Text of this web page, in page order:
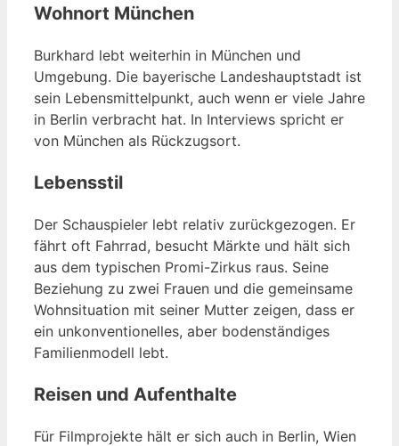
Wohnort München
Burkhard lebt weiterhin in München und
Umgebung. Die bayerische Landeshauptstadt ist
sein Lebensmittelpunkt, auch wenn er viele Jahre
in Berlin verbracht hat. In Interviews spricht er
von München als Rückzugsort.
Lebensstil
Der Schauspieler lebt relativ zurückgezogen. Er
fährt oft Fahrrad, besucht Märkte und hält sich
aus dem typischen Promi-Zirkus raus. Seine
Beziehung zu zwei Frauen und die gemeinsame
Wohnsituation mit seiner Mutter zeigen, dass er
ein unkonventionelles, aber bodenständiges
Familienmodell lebt.
Reisen und Aufenthalte
Für Filmprojekte hält er sich auch in Berlin, Wien